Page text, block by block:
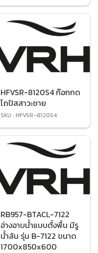
HFVSR-8120S4 ก๊อกกด
โถปัสสาวะชาย
SKU : HFVSR-8120S4
RB957-BTACL-7122
อ่างอาบน้ำแบบตั้งพื้น มีรู
น้ำล้น รุ่น B-7122 ขนาด
1700x850x600